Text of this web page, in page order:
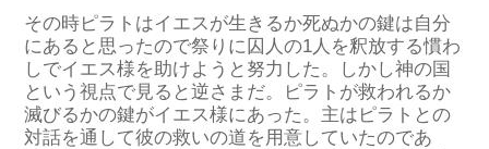
その時ピラトはイエスが生きるか死ぬかの鍵は自分
にあると思ったので祭りに囚人の1人を釈放する慣わ
しでイエス様を助けようと努力した。しかし神の国
という視点で見ると逆さまだ。ピラトが救われるか
滅びるかの鍵がイエス様にあった。主はピラトとの
対話を通して彼の救いの道を用意していたのであ